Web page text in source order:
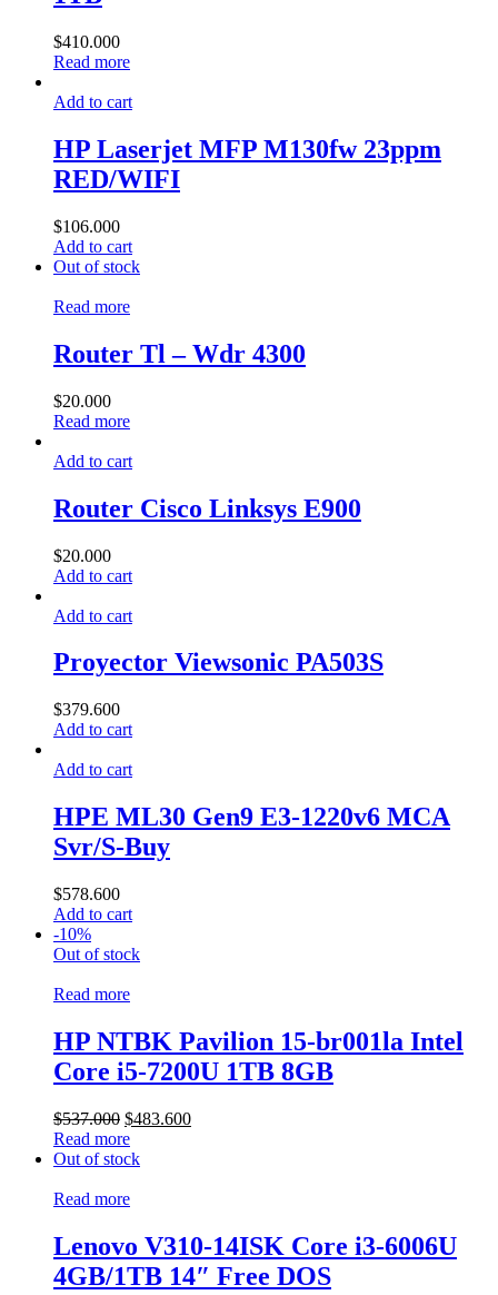
$410.000
Read more
Add to cart
HP Laserjet MFP M130fw 23ppm
RED/WIFI
$106.000
Add to cart
Out of stock
Read more
Router Tl – Wdr 4300
$20.000
Read more
Add to cart
Router Cisco Linksys E900
$20.000
Add to cart
Add to cart
Proyector Viewsonic PA503S
$379.600
Add to cart
Add to cart
HPE ML30 Gen9 E3-1220v6 MCA
Svr/S-Buy
$578.600
Add to cart
-10%
Out of stock
Read more
HP NTBK Pavilion 15-br001la Intel
Core i5-7200U 1TB 8GB
$537.000 $483.600
Read more
Out of stock
Read more
Lenovo V310-14ISK Core i3-6006U
4GB/1TB 14″ Free DOS